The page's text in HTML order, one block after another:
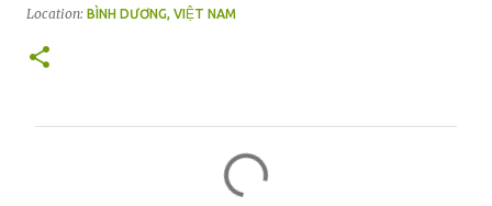
Location: BÌNH DƯƠNG, VIỆT NAM